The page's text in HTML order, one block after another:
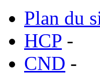
Plan du
HCP -
CND -